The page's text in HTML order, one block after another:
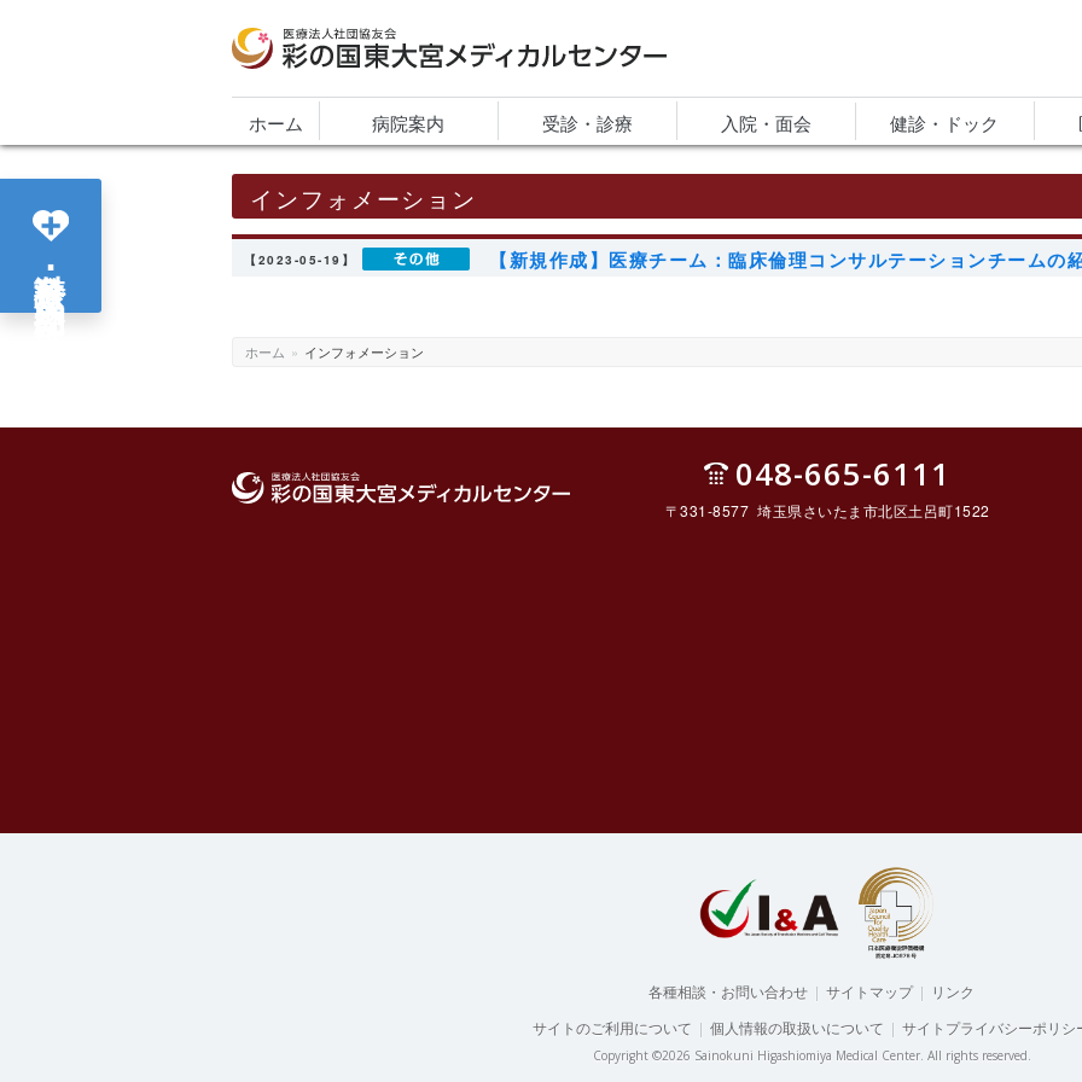
各診療科･部門紹介
ホーム 病院案内 受診・診療 入院・面会 健診・ドック
インフォメーション
【2023-05-19】 【新規作成】医療チーム：臨床倫理コンサルテーションチームの
ホーム » インフォメーション
048-665-6111
〒331-8577 埼玉県さいたま市北区土呂町1522
各種相談・お問い合わせ | サイトマップ| リンク
サイトのご利用について | 個人情報の取扱いについて | サイトプライバシーポリシ
Copyright ©2026 Sainokuni Higashiomiya Medical Center. All rights reserved.